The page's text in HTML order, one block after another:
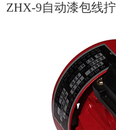
ZHX-9自动漆包线